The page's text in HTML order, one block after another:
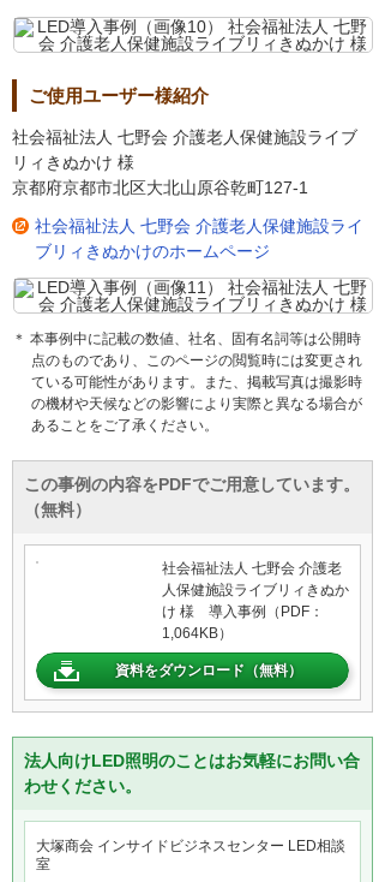
ご使用ユーザー様紹介
社会福祉法人 七野会 介護老人保健施設ライブ
リィきぬかけ 様
京都府京都市北区大北山原谷乾町127-1
社会福祉法人 七野会 介護老人保健施設ライ
ブリィきぬかけのホームページ
＊ 本事例中に記載の数値、社名、固有名詞等は公開時
点のものであり、このページの閲覧時には変更され
ている可能性があります。また、掲載写真は撮影時
の機材や天候などの影響により実際と異なる場合が
あることをご了承ください。
この事例の内容をPDFでご用意しています。
（無料）
社会福祉法人 七野会 介護老
人保健施設ライブリィきぬか
け 様 導入事例（PDF：
1,064KB）
資料をダウンロード（無料）
法人向けLED照明のことはお気軽にお問い合
わせください。
大塚商会 インサイドビジネスセンター LED相談
室